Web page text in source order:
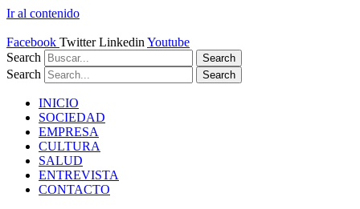
Ir al contenido
Facebook Twitter Linkedin Youtube
Search
Search
Search Search
INICIO
SOCIEDAD
EMPRESA
CULTURA
SALUD
ENTREVISTA
CONTACTO